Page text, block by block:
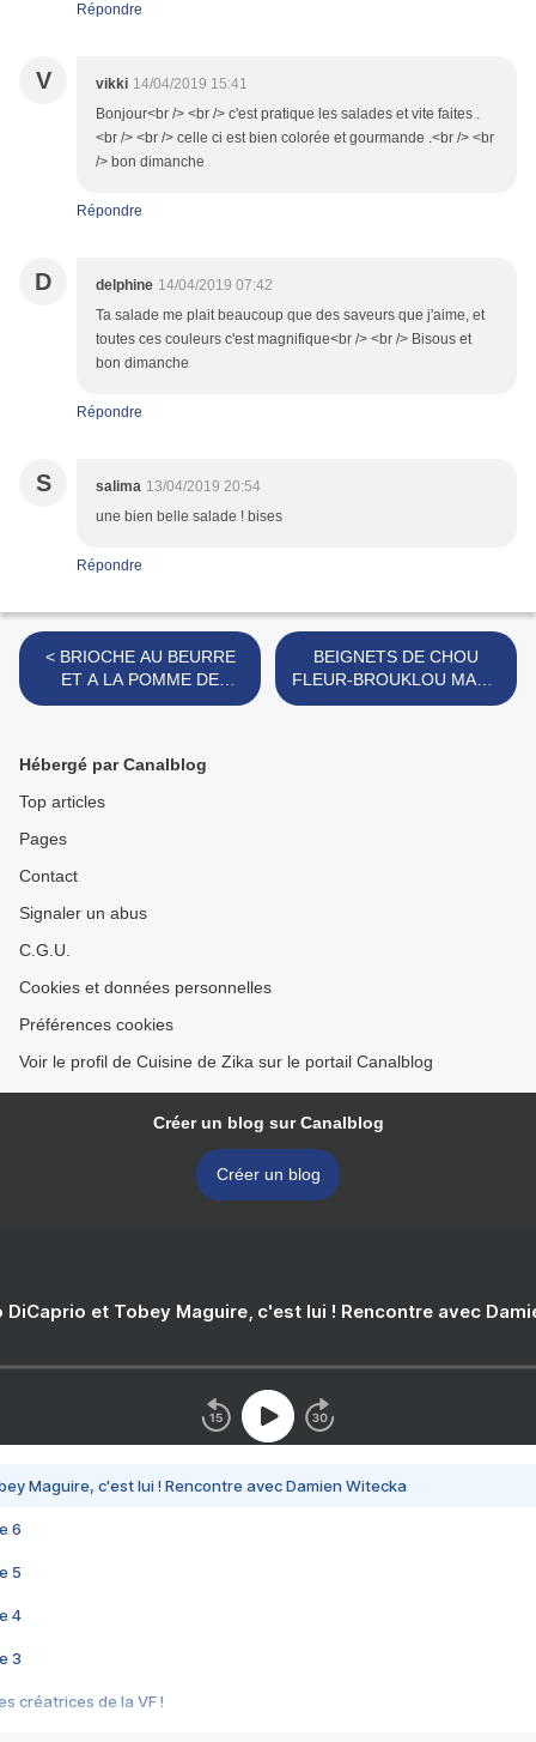
Répondre
V vikki 14/04/2019 15:41
Bonjour<br /> <br /> c'est pratique les salades et vite faites .
<br /> <br /> celle ci est bien colorée et gourmande .<br /> <br
/> bon dimanche
Répondre
D delphine 14/04/2019 07:42
Ta salade me plait beaucoup que des saveurs que j'aime, et
toutes ces couleurs c'est magnifique<br /> <br /> Bisous et
bon dimanche
Répondre
S salima 13/04/2019 20:54
une bien belle salade ! bises
Répondre
< BRIOCHE AU BEURRE
ET A LA POMME DE
TERRE-CONFITURE DE
BEIGNETS DE CHOU
FLEUR-BROUKLOU MAKLI
ET SON COULIS DE
Hébergé par Canalblog
Top articles
Pages
Contact
Signaler un abus
C.G.U.
Cookies et données personnelles
Préférences cookies
Voir le profil de Cuisine de Zika sur le portail Canalblog
Créer un blog sur Canalblog
Créer un blog
DiCaprio et Tobey Maguire, c'est lui ! Rencontre avec
Maguire, c'est lui ! Rencontre avec Damien Witecka
6
5
4
3
créatrices de la VF !